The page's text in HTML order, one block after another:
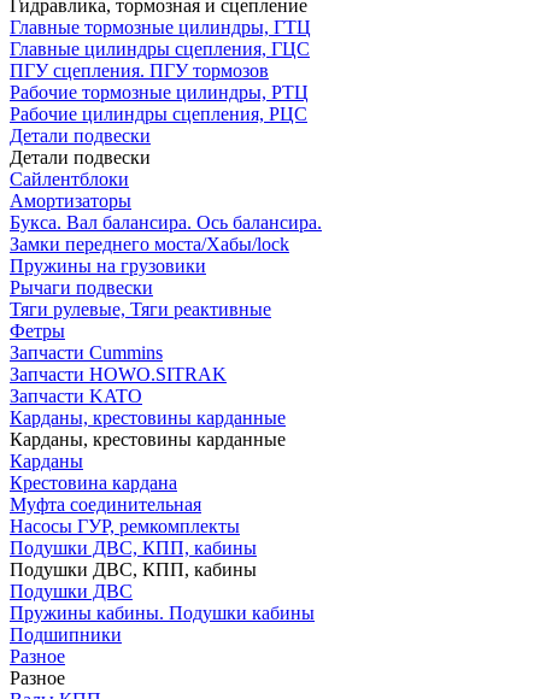
Гидравлика, тормозная и сцепление
Главные тормозные цилиндры, ГТЦ
Главные цилиндры сцепления, ГЦС
ПГУ сцепления. ПГУ тормозов
Рабочие тормозные цилиндры, РТЦ
Рабочие цилиндры сцепления, РЦС
Детали подвески
Детали подвески
Cайлентблоки
Амортизаторы
Букса. Вал балансира. Ось балансира.
Замки переднего моста/Хабы/lock
Пружины на грузовики
Рычаги подвески
Тяги рулевые, Тяги реактивные
Фетры
Запчасти Cummins
Запчасти HOWO.SITRAK
Запчасти KATO
Карданы, крестовины карданные
Карданы, крестовины карданные
Карданы
Крестовина кардана
Муфта соединительная
Насосы ГУР, ремкомплекты
Подушки ДВС, КПП, кабины
Подушки ДВС, КПП, кабины
Подушки ДВС
Пружины кабины. Подушки кабины
Подшипники
Разное
Разное